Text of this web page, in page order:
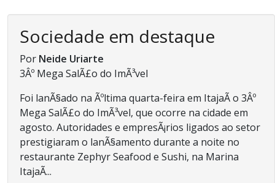
Sociedade em destaque
Por Neide Uriarte
3Âº Mega SalÃ£o do ImÃ³vel
Foi lanÃ§ado na Ãºltima quarta-feira em ItajaÃ­ o 3Âº
Mega SalÃ£o do ImÃ³vel, que ocorre na cidade em
agosto. Autoridades e empresÃ¡rios ligados ao setor
prestigiaram o lanÃ§amento durante a noite no
restaurante Zephyr Seafood e Sushi, na Marina
ItajaÃ­...